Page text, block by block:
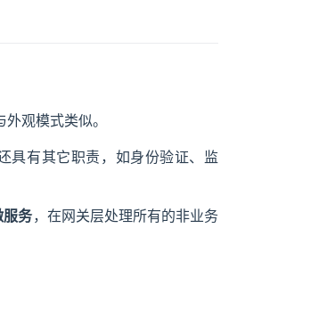
观模式类似。
具有其它职责，如身份验证、监
服务，在网关层处理所有的非业务